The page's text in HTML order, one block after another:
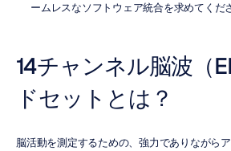
ームレスなソフトウェア統合を求めてくだ
14チャンネル脳波（
ドセットとは？
脳活動を測定するための、強力でありながら